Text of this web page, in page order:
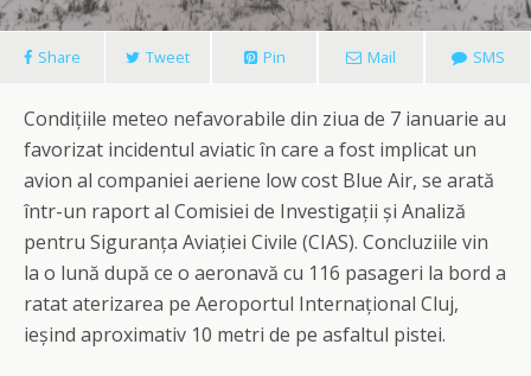
Share Tweet Pin Mail SMS
Condițiile meteo nefavorabile din ziua de 7 ianuarie au
favorizat incidentul aviatic în care a fost implicat un
avion al companiei aeriene low cost Blue Air, se arată
într-un raport al Comisiei de Investigații și Analiză
pentru Siguranța Aviației Civile (CIAS). Concluziile vin
la o lună după ce o aeronavă cu 116 pasageri la bord a
ratat aterizarea pe Aeroportul Internațional Cluj,
ieșind aproximativ 10 metri de pe asfaltul pistei.